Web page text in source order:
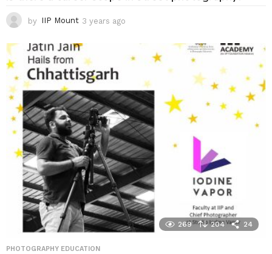
by IIP Mount 3 years ago
a
g
o
269 204 24
PHOTOGRAPHY EDUCATION